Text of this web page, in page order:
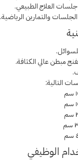
العلاج الطبيعي.
والتمارين الرياضية.
مبطن عالي الكثافة.
التالية:
الوظيفي